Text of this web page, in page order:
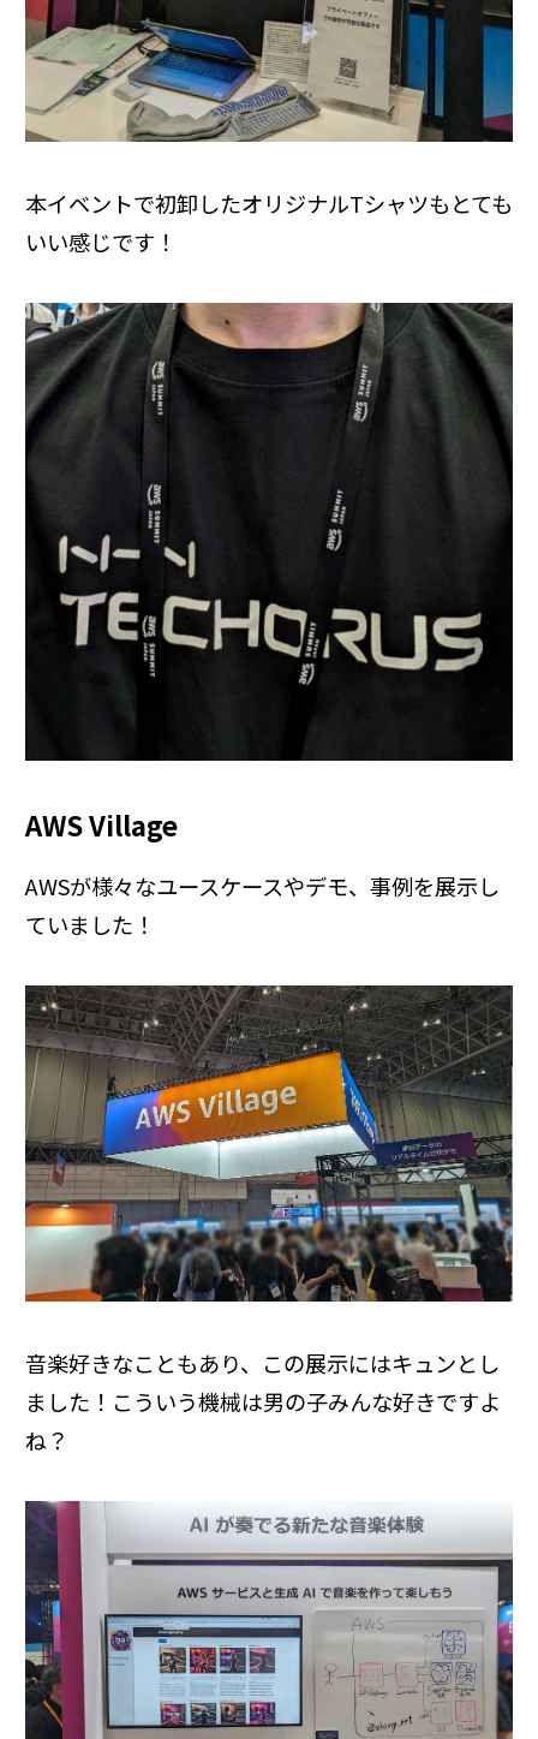
本イベントで初卸したオリジナルTシャツもとても
いい感じです！
AWS Village
AWSが様々なユースケースやデモ、事例を展示し
ていました！
音楽好きなこともあり、この展示にはキュンとし
ました！こういう機械は男の子みんな好きですよ
ね？